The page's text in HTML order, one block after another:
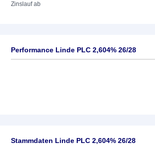
Zinslauf ab
Performance Linde PLC 2,604% 26/28
Stammdaten Linde PLC 2,604% 26/28